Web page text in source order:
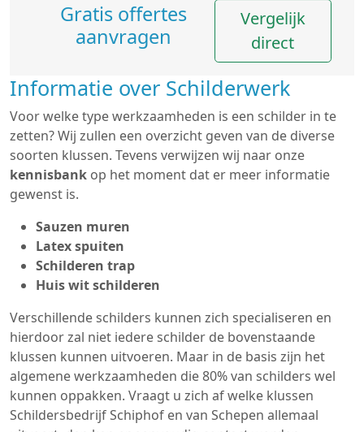
Gratis offertes
aanvragen
Vergelijk
direct
Informatie over Schilderwerk
Voor welke type werkzaamheden is een schilder in te
zetten? Wij zullen een overzicht geven van de diverse
soorten klussen. Tevens verwijzen wij naar onze
kennisbank op het moment dat er meer informatie
gewenst is.
Sauzen muren
Latex spuiten
Schilderen trap
Huis wit schilderen
Verschillende schilders kunnen zich specialiseren en
hierdoor zal niet iedere schilder de bovenstaande
klussen kunnen uitvoeren. Maar in de basis zijn het
algemene werkzaamheden die 80% van schilders wel
kunnen oppakken. Vraagt u zich af welke klussen
Schildersbedrijf Schiphof en van Schepen allemaal